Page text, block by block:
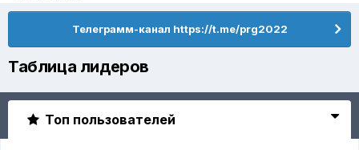
Телеграмм-канал https://t.me/prg2022
Таблица лидеров
Топ пользователей